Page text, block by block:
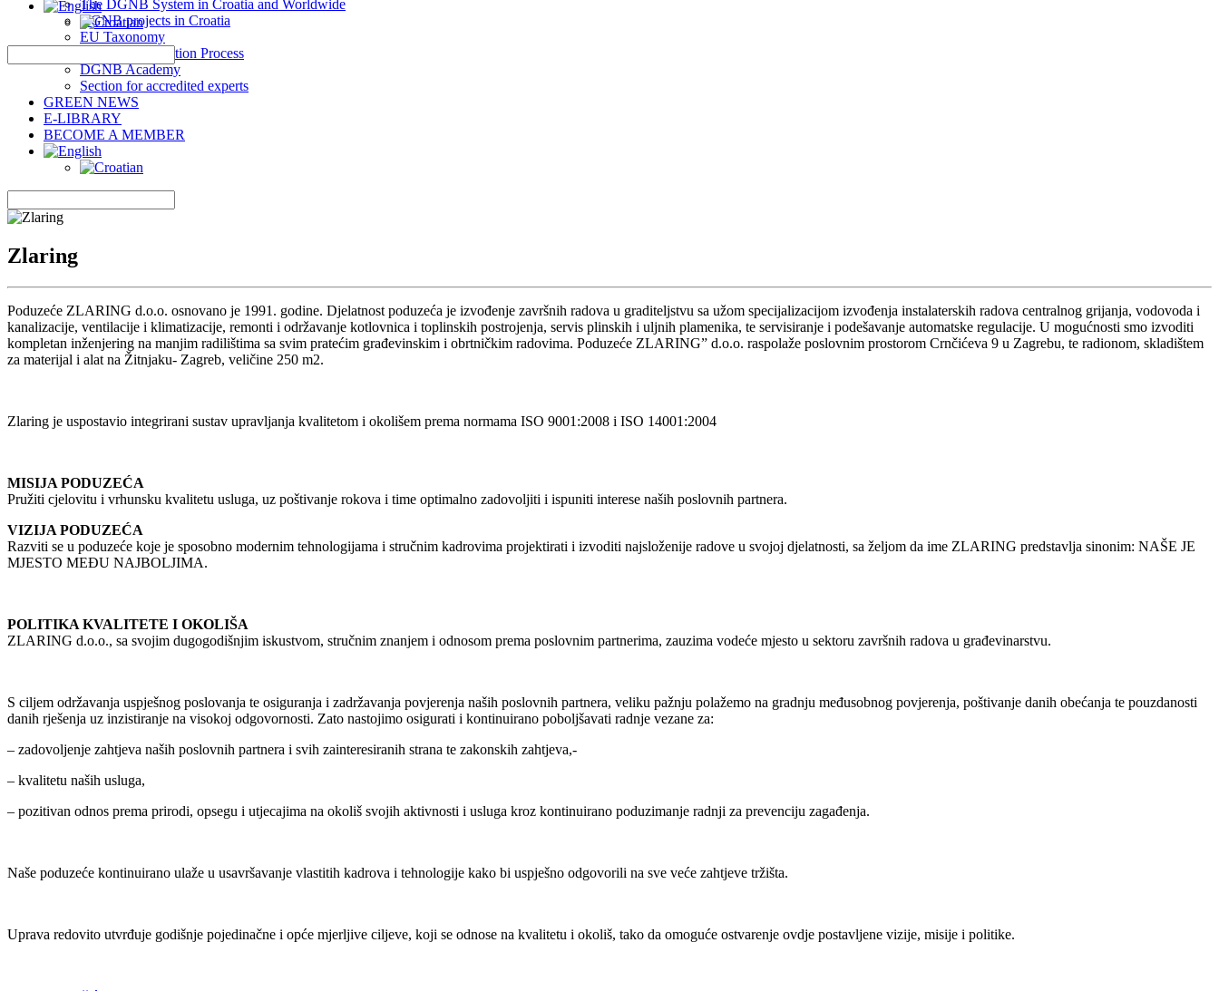
The DGNB System in Croatia and Worldwide
DGNB projects in Croatia
EU Taxonomy
DGNB Certification Process
DGNB Academy
Section for accredited experts
GREEN NEWS
E-LIBRARY
BECOME A MEMBER
Zlaring
Poduzeće ZLARING d.o.o. osnovano je 1991. godine. Djelatnost poduzeća je izvođenje završnih radova u graditeljstvu sa užom specijalizacijom izvođenja instalaterskih radova centralnog grijanja, vodovoda i
kanalizacije, ventilacije i klimatizacije, remonti i održavanje kotlovnica i toplinskih postrojenja, servis plinskih i uljnih plamenika, te servisiranje i podešavanje automatske regulacije. U mogućnosti smo izvoditi
kompletan inženjering na manjim radilištima sa svim pratećim građevinskim i obrtničkim radovima. Poduzeće ZLARING” d.o.o. raspolaže poslovnim prostorom Crnčićeva 9 u Zagrebu, te radionom, skladištem
za materijal i alat na Žitnjaku- Zagreb, veličine 250 m2.
Zlaring je uspostavio integrirani sustav upravljanja kvalitetom i okolišem prema normama ISO 9001:2008 i ISO 14001:2004
MISIJA PODUZEĆA
Pružiti cjelovitu i vrhunsku kvalitetu usluga, uz poštivanje rokova i time optimalno zadovoljiti i ispuniti interese naših poslovnih partnera.
VIZIJA PODUZEĆA
Razviti se u poduzeće koje je sposobno modernim tehnologijama i stručnim kadrovima projektirati i izvoditi najsloženije radove u svojoj djelatnosti, sa željom da ime ZLARING predstavlja sinonim: NAŠE JE
MJESTO MEĐU NAJBOLJIMA.
POLITIKA KVALITETE I OKOLIŠA
ZLARING d.o.o., sa svojim dugogodišnjim iskustvom, stručnim znanjem i odnosom prema poslovnim partnerima, zauzima vodeće mjesto u sektoru završnih radova u građevinarstvu.
S ciljem održavanja uspješnog poslovanja te osiguranja i zadržavanja povjerenja naših poslovnih partnera, veliku pažnju polažemo na gradnju međusobnog povjerenja, poštivanje danih obećanja te pouzdanosti
danih rješenja uz inzistiranje na visokoj odgovornosti. Zato nastojimo osigurati i kontinuirano poboljšavati radnje vezane za:
– zadovoljenje zahtjeva naših poslovnih partnera i svih zainteresiranih strana te zakonskih zahtjeva,-
– kvalitetu naših usluga,
– pozitivan odnos prema prirodi, opsegu i utjecajima na okoliš svojih aktivnosti i usluga kroz kontinuirano poduzimanje radnji za prevenciju zagađenja.
Naše poduzeće kontinuirano ulaže u usavršavanje vlastitih kadrova i tehnologije kako bi uspješno odgovorili na sve veće zahtjeve tržišta.
Uprava redovito utvrđuje godišnje pojedinačne i opće mjerljive ciljeve, koji se odnose na kvalitetu i okoliš, tako da omoguće ostvarenje ovdje postavljene vizije, misije i politike.